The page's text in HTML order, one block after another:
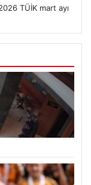
TÜİK mart ayı